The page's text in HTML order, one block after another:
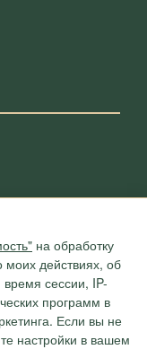
на обработку
действиях, об
сессии, IP-
программ в
Если вы не
настройки в вашем